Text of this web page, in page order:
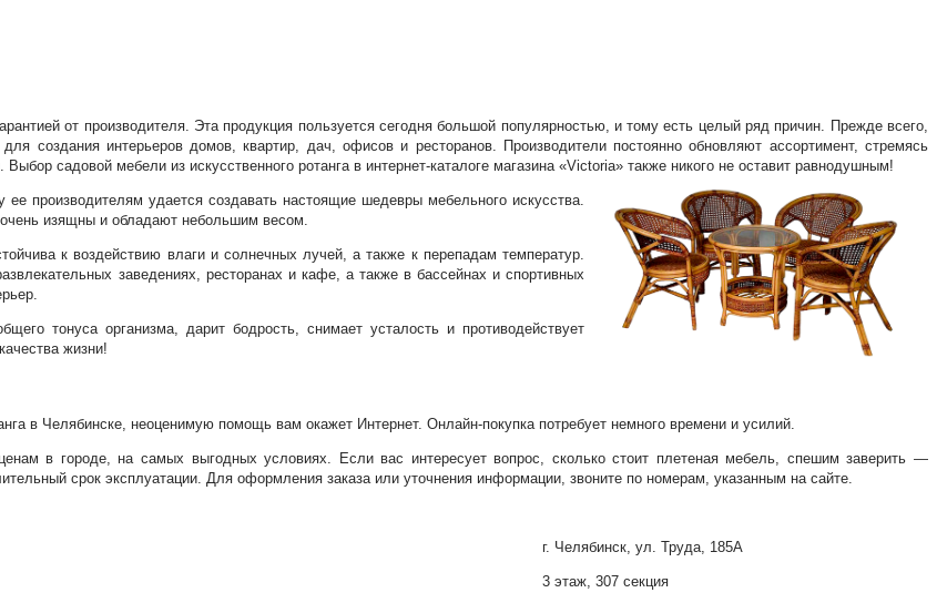
от производителя. Эта продукция пользуется сегодня большой популярностью, и тому есть целый ряд причин. Прежде всего,
создания интерьеров домов, квартир, дач, офисов и ресторанов. Производители постоянно обновляют ассортимент, стремясь
садовой мебели из искусственного ротанга в интернет-каталоге магазина «Victoria» также никого не оставит равнодушным!
производителям удается создавать настоящие шедевры мебельного искусства.
изящны и обладают небольшим весом.
к воздействию влаги и солнечных лучей, а также к перепадам температур.
заведениях, ресторанах и кафе, а также в бассейнах и спортивных
тонуса организма, дарит бодрость, снимает усталость и противодействует
жизни!
в Челябинске, неоценимую помощь вам окажет Интернет. Онлайн-покупка потребует немного времени и усилий.
в городе, на самых выгодных условиях. Если вас интересует вопрос, сколько стоит плетеная мебель, спешим заверить —
срок эксплуатации. Для оформления заказа или уточнения информации, звоните по номерам, указанным на сайте.
г. Челябинск, ул. Труда, 185А
3 этаж, 307 секция